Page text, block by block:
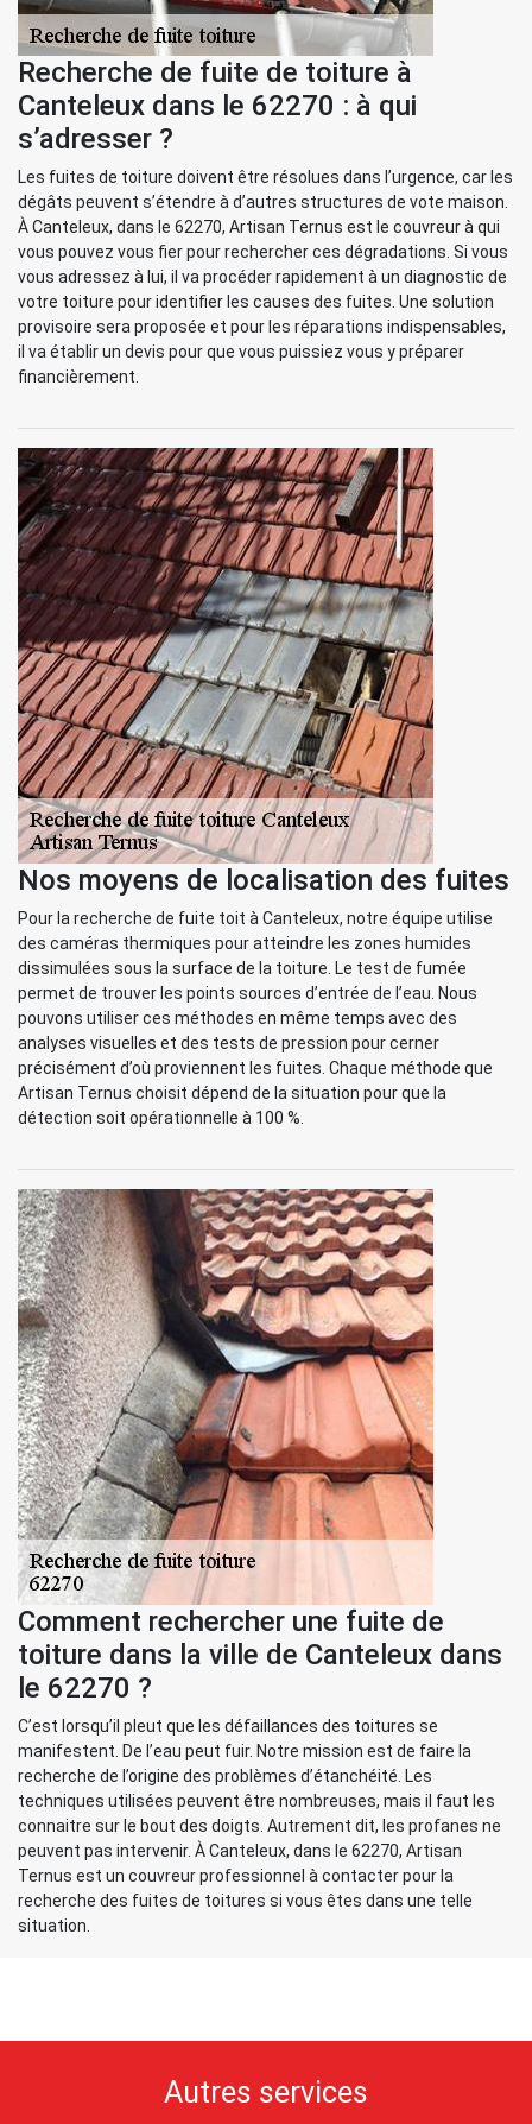
Recherche de fuite de toiture à
Canteleux dans le 62270 : à qui
s’adresser ?
Les fuites de toiture doivent être résolues dans l’urgence, car les
dégâts peuvent s’étendre à d’autres structures de vote maison.
À Canteleux, dans le 62270, Artisan Ternus est le couvreur à qui
vous pouvez vous fier pour rechercher ces dégradations. Si vous
vous adressez à lui, il va procéder rapidement à un diagnostic de
votre toiture pour identifier les causes des fuites. Une solution
provisoire sera proposée et pour les réparations indispensables,
il va établir un devis pour que vous puissiez vous y préparer
financièrement.
Nos moyens de localisation des fuites
Pour la recherche de fuite toit à Canteleux, notre équipe utilise
des caméras thermiques pour atteindre les zones humides
dissimulées sous la surface de la toiture. Le test de fumée
permet de trouver les points sources d’entrée de l’eau. Nous
pouvons utiliser ces méthodes en même temps avec des
analyses visuelles et des tests de pression pour cerner
précisément d’où proviennent les fuites. Chaque méthode que
Artisan Ternus choisit dépend de la situation pour que la
détection soit opérationnelle à 100 %.
Comment rechercher une fuite de
toiture dans la ville de Canteleux dans
le 62270 ?
C’est lorsqu’il pleut que les défaillances des toitures se
manifestent. De l’eau peut fuir. Notre mission est de faire la
recherche de l’origine des problèmes d’étanchéité. Les
techniques utilisées peuvent être nombreuses, mais il faut les
connaitre sur le bout des doigts. Autrement dit, les profanes ne
peuvent pas intervenir. À Canteleux, dans le 62270, Artisan
Ternus est un couvreur professionnel à contacter pour la
recherche des fuites de toitures si vous êtes dans une telle
situation.
Autres services